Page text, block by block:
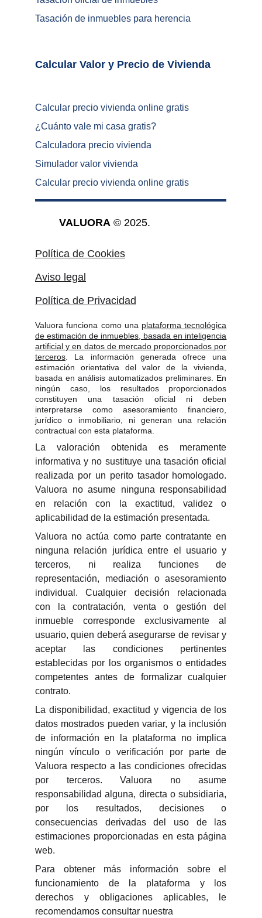
Valuora funciona como una plataforma tecnológica
de estimación de inmuebles, basada en inteligencia
artificial y en datos de mercado proporcionados por
terceros . La información generada ofrece una
estimación orientativa del valor de la vivienda,
basada en análisis automatizados preliminares. En
ningún caso, los resultados proporcionados
constituyen una tasación oficial ni deben
interpretarse como asesoramiento financiero,
jurídico o inmobiliario, ni generan una relación
contractual con esta plataforma.
La valoración obtenida es meramente
informativa y no sustituye una tasación oficial
realizada por un perito tasador homologado.
Valuora no asume ninguna responsabilidad
en relación con la exactitud, validez o
aplicabilidad de la estimación presentada.
Valuora no actúa como parte contratante en
ninguna relación jurídica entre el usuario y
terceros, ni realiza funciones de
representación, mediación o asesoramiento
individual. Cualquier decisión relacionada
con la contratación, venta o gestión del
inmueble corresponde exclusivamente al
usuario, quien deberá asegurarse de revisar y
aceptar las condiciones pertinentes
establecidas por los organismos o entidades
competentes antes de formalizar cualquier
contrato.
La disponibilidad, exactitud y vigencia de los
datos mostrados pueden variar, y la inclusión
de información en la plataforma no implica
ningún vínculo o verificación por parte de
Valuora respecto a las condiciones ofrecidas
por terceros. Valuora no asume
responsabilidad alguna, directa o subsidiaria,
por los resultados, decisiones o
consecuencias derivadas del uso de las
estimaciones proporcionadas en esta página
web.
Para obtener más información sobre el
funcionamiento de la plataforma y los
derechos y obligaciones aplicables, le
recomendamos consultar nuestra
VALUORA © 2025.
Aviso legal
Política de Privacidad
Política de Cookies
Tasación de inmuebles para herencia
Calcular precio vivienda online gratis
¿ Cuánto vale mi casa gratis?
Calculadora precio vivienda
Simulador valor vivienda
Calcular precio vivienda online gratis